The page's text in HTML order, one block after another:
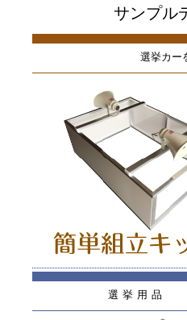
サンプルデザ
選挙カー
選挙用品